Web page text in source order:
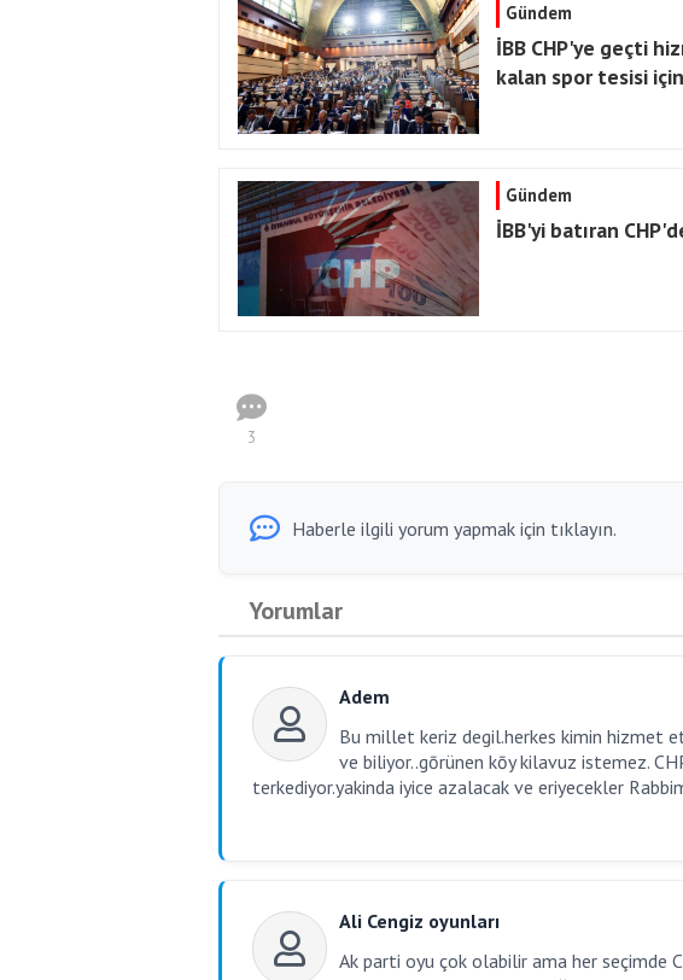
Gündem
İBB CHP'ye geçti
kalan spor tesisi
Gündem
İBB'yi batıran
3
Haberle ilgili yorum yapmak için tıklayın.
Yorumlar
Adem
Bu millet keriz degil.herkes kimin hizmet
ve biliyor..gōrünen kōy kilavuz istemez.
terkediyor.yakinda iyice azalacak ve eriyecekler
Ali Cengiz oyunları
Ak parti oyu çok olabilir ama her seçimde